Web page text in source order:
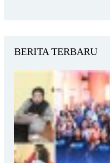
BERITA TERBARU